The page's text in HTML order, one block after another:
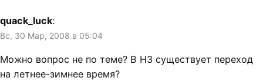
quack_luck:
Вс, 30 Мар, 2008 в 05:04
Можно вопрос не по теме? В НЗ существует переход
на летнее-зимнее время?